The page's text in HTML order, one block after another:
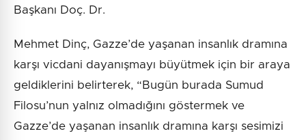
Başkanı Doç. Dr.
Mehmet Dinç, Gazze’de yaşanan insanlık dramına
karşı vicdani dayanışmayı büyütmek için bir araya
geldiklerini belirterek, “Bugün burada Sumud
Filosu’nun yalnız olmadığını göstermek ve
Gazze’de yaşanan insanlık dramına karşı sesimizi